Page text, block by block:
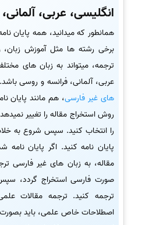
انگلیسی، عربی،
همانطور که میدانید، همه پایان
برخی رشته ها مثل آموزش
ترجمه، میتواند به زبان های
عربی، آلمانی، فرانسه و روسی
های غیر فارسی، هم مانند پایان
روش استخراج مقاله را تغییر
را انتخاب کنید. سپس شروع به
پایان نامه کنید. اگر پایان
مقاله، به زبان های غیر فارسی
صورت فارسی استخراج گردد،
ترجمه کنید. ترجمه مقالات
اصطلاحات خاص علمی، باید